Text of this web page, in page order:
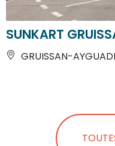
SUNKART
GRUISSAN-